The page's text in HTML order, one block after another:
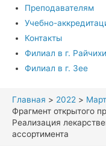
Преподавателям
Учебно-
Контакты
Филиал в г.
Филиал в г. Зее
Главная 2022 Март
Фрагмент открытого
Реализация
ассортимента